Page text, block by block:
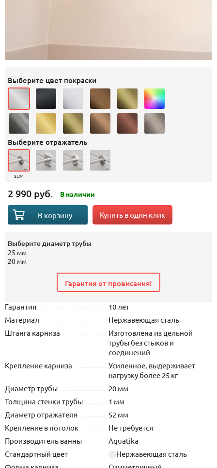
Выберите диаметр трубы
25 мм
20 мм
Гарантия от провисания!
Выберите цвет покраски
Выберите отражатель
SLIM
2 990 руб. В наличии
В корзину Купить в один клик
Гарантия
10 лет
Материал
Нержавеющая сталь
Штанга карниза
Изготовлена из цельной
трубы без стыков и
соединений
Крепление карниза
Усиленное, выдерживает
нагрузку более 25 кг
Диаметр трубы
20 мм
Толщина стенки трубы
1 мм
Диаметр отражателя
52 мм
Крепление в потолок
Не требуется
Производитель ванны
Aquatika
Стандартный цвет
Нержавеющая сталь